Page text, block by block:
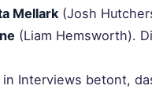
Mellark(Josh
(Liam Hemsworth).
Interviews betont,